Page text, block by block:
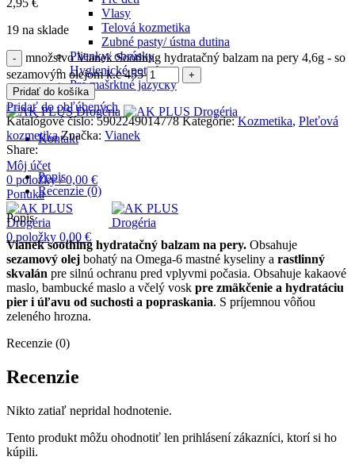
Vlasy
Telová kozmetika
Zubné pasty/ ústna dutina
Plienky/ obrúsky
Hygienické potreby
Pre mašrktné jazýčky
Kontakt
Môj účet
0 položky / 0,00 €
Ponuka
0 položky 0,00 €
2,95 €
19 na sklade
množstvo Vianek Soothing hydratačný balzam na pery 4,6g - so
sezamovým olejom k.c 455
Pridať do košíka
Pridať do obľúbených
Katalógové číslo:5902249014778Kategórie: Kozmetika, Pleťová
kozmetika Značka: Vianek
Share:
Popis
Recenzie (0)
Popis
Vianek soothing hydratačný balzam na pery. Obsahuje
sezamový olej bohatý na Omega-6 mastné kyseliny a rastlinný
skvalán pre silnú ochranu pred vplyvmi počasia. Obsahuje kakaové
maslo, bambucké maslo a včelý vosk pre zmäkčenie a hydratáciu
pier i úľavu od suchosti a popraskania. S príjemnou vôňou
zeleného hrozna.
Recenzie (0)
Recenzie
Nikto zatiaľ nepridal hodnotenie.
Tento produkt môžu ohodnotiť len prihlásení zákazníci, ktorí si ho
kúpili.